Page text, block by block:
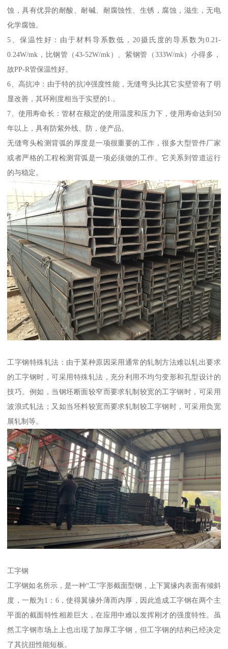
蚀，具有优异的耐酸、耐碱、耐腐蚀性、生锈，腐蚀，滋生，无电
化学腐蚀。
5、保温性好：由于材料导系数低，20摄氏度的导系数为0.21-
0.24W/mk，比钢管（43-52W/mk）、紫钢管（333W/mk）小得多，
故PP-R管保温性好。
6、高抗冲：由于特的抗冲强度性能，无缝弯头比其它实壁管有了明
显改善，其环刚度相当于实壁的1.。
7、使用寿命长：管材在额定的使用温度和压力下，使用寿命达到50
年以上，具有防紫外线、防，使产品。
无缝弯头检测背弧的厚度是一项很重要的工作，很多大型管件厂家
或者严格的工程检测背弧是一项必须做的工作。它关系到管道运行
的与稳定。
工字钢特殊轧法：由于某种原因采用通常的轧制方法难以轧出要求
的工字钢时，可采用特殊轧法，充分利用不均匀变形和孔型设计的
技巧。例如，当钢坯断面较窄而要求轧制较宽的工字钢时，可采用
波浪式轧法；又如当坯料较宽而要求轧制较工字钢时，可采用负宽
展轧制等。
工字钢
工字钢如名所示，是一种“工”字形截面型钢，上下翼缘内表面有倾斜
度，一般为1：6，使得翼缘外薄而内厚，因此造成工字钢在两个主
平面的截面特性相差巨大，在应用中难以发挥刚才的强度特性。虽
然工字钢市场上上也出现了加厚工字钢，但工字钢的结构已经决定
了其抗扭性能短板。